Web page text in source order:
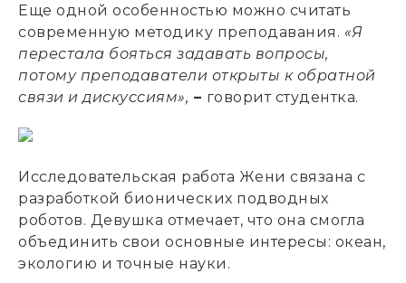
Еще одной особенностью можно считать
современную методику преподавания. «Я
перестала бояться задавать вопросы,
потому преподаватели открыты к обратной
связи и дискуссиям», – говорит студентка.
Исследовательская работа Жени связана с
разработкой бионических подводных
роботов. Девушка отмечает, что она смогла
объединить свои основные интересы: океан,
экологию и точные науки.